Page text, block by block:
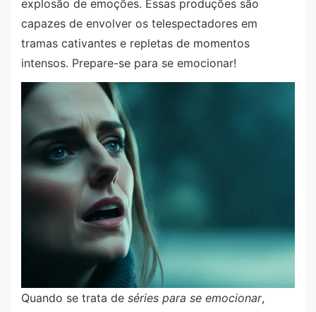
explosão de emoções. Essas produções são
capazes de envolver os telespectadores em
tramas cativantes e repletas de momentos
intensos. Prepare-se para se emocionar!
Quando se trata de séries para se emocionar,